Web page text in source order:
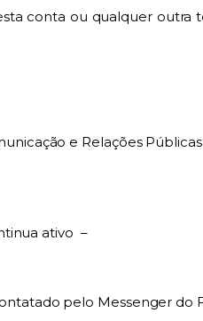
conta ou qualquer outra
e Relações
ativo –
pelo Messenger do